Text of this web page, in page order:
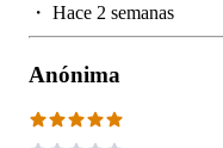
・ Hace 2 semanas
Anónima